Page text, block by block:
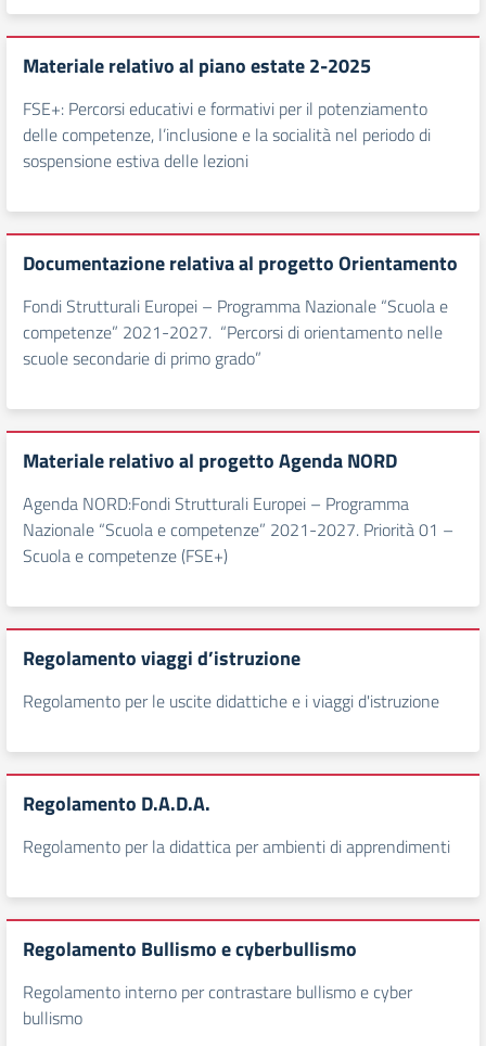
Materiale relativo al piano estate 2-2025
FSE+: Percorsi educativi e formativi per il potenziamento
delle competenze, l’inclusione e la socialità nel periodo di
sospensione estiva delle lezioni
Documentazione relativa al progetto Orientamento
Fondi Strutturali Europei – Programma Nazionale “Scuola e
competenze” 2021-2027. “Percorsi di orientamento nelle
scuole secondarie di primo grado”
Materiale relativo al progetto Agenda NORD
Agenda NORD:Fondi Strutturali Europei – Programma
Nazionale “Scuola e competenze” 2021-2027. Priorità 01 –
Scuola e competenze (FSE+)
Regolamento viaggi d’istruzione
Regolamento per le uscite didattiche e i viaggi d'istruzione
Regolamento D.A.D.A.
Regolamento per la didattica per ambienti di apprendimenti
Regolamento Bullismo e cyberbullismo
Regolamento interno per contrastare bullismo e cyber
bullismo